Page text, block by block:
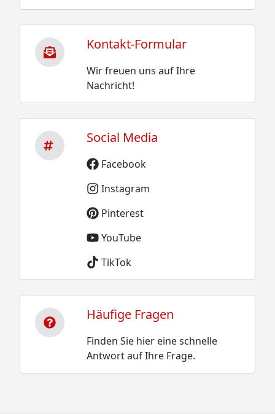
Kontakt-Formular
Wir freuen uns auf Ihre
Nachricht!
Social Media
Facebook
Instagram
Pinterest
YouTube
TikTok
Häufige Fragen
Finden Sie hier eine schnelle
Antwort auf Ihre Frage.